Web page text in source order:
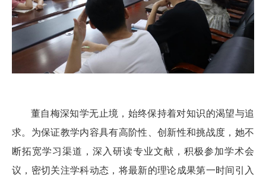
董自梅深知学无止境，始终保持着对知识的渴望与追
求。为保证教学内容具有高阶性、创新性和挑战度，她不
断拓宽学习渠道，深入研读专业文献，积极参加学术会
议，密切关注学科动态，将最新的理论成果第一时间引入